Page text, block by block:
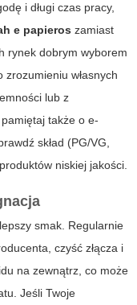
i długi czas pracy,
e papieros zamiast
rynek dobrym wyborem
własnych
lub z
także o e-
skład (PG/VG,
niskiej jakości.
smak. Regularnie
czyść złącza i
na zewnątrz, co może
Jeśli Twoje